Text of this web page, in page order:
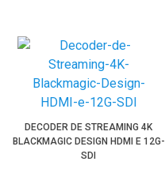
DECODER DE STREAMING 4K
BLACKMAGIC DESIGN HDMI E 12G-
SDI